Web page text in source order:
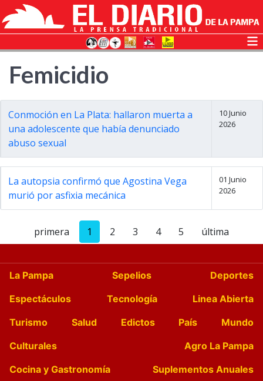
Femicidio
Conmoción en La Plata: hallaron muerta a
una adolescente que había denunciado
abuso sexual
10 Junio
2026
La autopsia confirmó que Agostina Vega
murió por asfixia mecánica
01 Junio
2026
primera 1 2 3 4 5 última
La Pampa Sepelios
Deportes
Espectáculos
Tecnología
Linea Abierta
Turismo
Salud Edictos País
Mundo
Culturales
Agro La Pampa
Cocina y Gastronomía
Suplementos Anuales